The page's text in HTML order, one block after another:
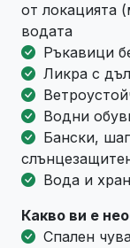
от локацията
водата
Ръкавици
Ликра с
Водни
Бански,
Вода и
Какво ви е
Спален